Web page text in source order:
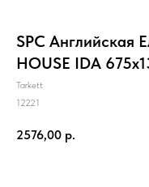
SPC Английская
HOUSE IDA
Tarkett
12221
2576,00 р.